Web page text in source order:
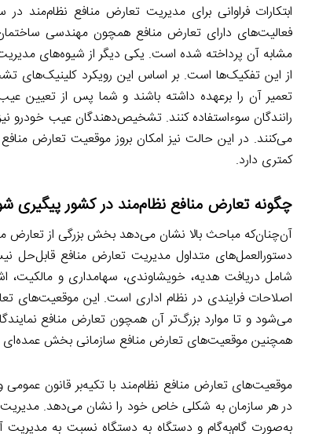
ابتکارات فراوانی برای مدیریت تعارض منافع
فعالیت‌های دارای تعارض منافع همچون مهندسی
مشابه آن پرداخته شده است. یکی دیگر از شیوه‌های
از این تفکیک‌ها است. بر اساس این رویکرد
تعمیر آن را برعهده داشته باشند و شما پس از تعیین
رانندگان سوءاستفاده کنند. تشخیص‌دهندگان عیب خودرو
می‌کنند. در این حالت نیز امکان بروز موقعیت تعارض
کمتری دارد.
چگونه تعارض منافع نظام‌مند در کشور پیگیری
آن‌چنان‌که مباحث بالا نشان می‌دهد بخش بزرگی از تعارض
دستورالعمل‌های متداول مدیریت تعارض منافع قابل‌حل
شامل دریافت هدیه، خویشاوندی، سهامداری و مالکیت،
اصلاحات فرایندی در نظام اداری است. این موقعیت‌های
می‌شود و تا موارد بزرگ‌تر آن همچون تعارض منافع
همچنین موقعیت‌های تعارض منافع سازمانی بخش عمده‌ای
موقعیت‌های تعارض منافع نظام‌مند با تکیه‌بر قانون
در هر سازمان به شکلی خاص خود را نشان می‌دهد. مدیریت
به‌صورت گام‌به‌گام و دستگاه به دستگاه نسبت به مدیریت